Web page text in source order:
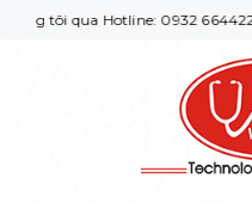
tôi qua Hotline: 0932 664422